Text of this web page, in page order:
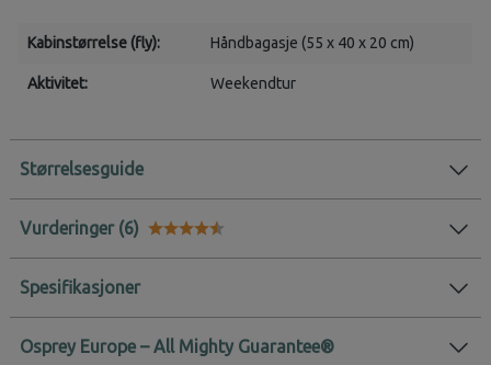
Kabinstørrelse (fly): Håndbagasje (55 x 40 x 20 cm)
Aktivitet: Weekendtur
Størrelsesguide
Vurderinger
Spesifikasjoner
Osprey Europe – All Mighty Guarantee®